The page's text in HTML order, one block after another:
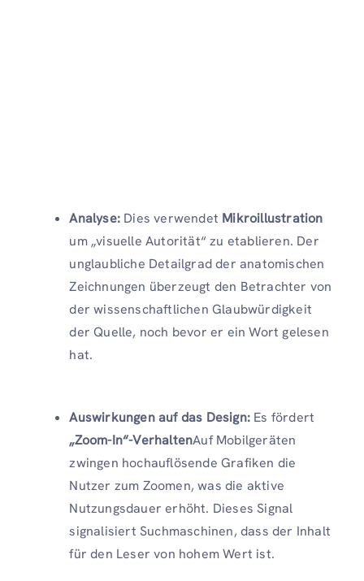
Analyse: Dies verwendet Mikroillustration
um „visuelle Autorität“ zu etablieren. Der
unglaubliche Detailgrad der anatomischen
Zeichnungen überzeugt den Betrachter von
der wissenschaftlichen Glaubwürdigkeit
der Quelle, noch bevor er ein Wort gelesen
hat.
Auswirkungen auf das Design: Es fördert
„Zoom-In“-VerhaltenAuf Mobilgeräten
zwingen hochauflösende Grafiken die
Nutzer zum Zoomen, was die aktive
Nutzungsdauer erhöht. Dieses Signal
signalisiert Suchmaschinen, dass der Inhalt
für den Leser von hohem Wert ist.